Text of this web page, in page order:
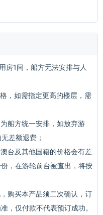
房1间，船方无法安排与人
，如需指定更高的楼层，需
船方统一安排，如放弃游
差额退费；
台及其他国籍的价格会有差
，在游轮前台被查出，将按
购买本产品须二次确认，订
，仅付款不代表预订成功。